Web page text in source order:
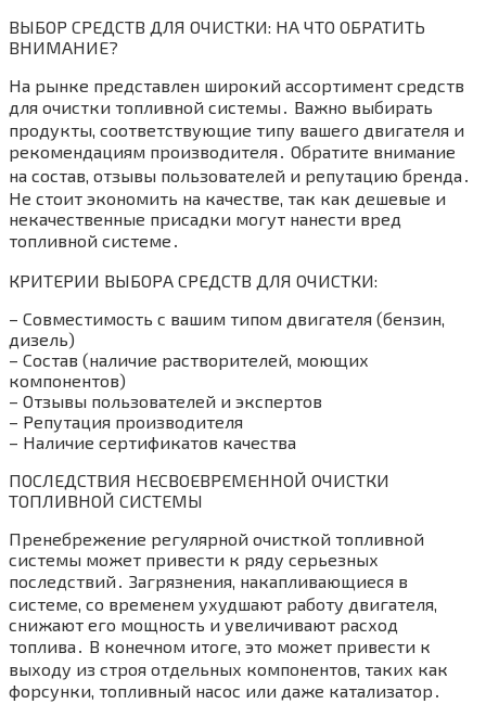
ВЫБОР СРЕДСТВ ДЛЯ ОЧИСТКИ: НА ЧТО ОБРАТИТЬ
ВНИМАНИЕ?
На рынке представлен широкий ассортимент средств
для очистки топливной системы․ Важно выбирать
продукты, соответствующие типу вашего двигателя и
рекомендациям производителя․ Обратите внимание
на состав, отзывы пользователей и репутацию бренда․
Не стоит экономить на качестве, так как дешевые и
некачественные присадки могут нанести вред
топливной системе․
КРИТЕРИИ ВЫБОРА СРЕДСТВ ДЛЯ ОЧИСТКИ:
– Совместимость с вашим типом двигателя (бензин,
дизель)
– Состав (наличие растворителей, моющих
компонентов)
– Отзывы пользователей и экспертов
– Репутация производителя
– Наличие сертификатов качества
ПОСЛЕДСТВИЯ НЕСВОЕВРЕМЕННОЙ ОЧИСТКИ
ТОПЛИВНОЙ СИСТЕМЫ
Пренебрежение регулярной очисткой топливной
системы может привести к ряду серьезных
последствий․ Загрязнения, накапливающиеся в
системе, со временем ухудшают работу двигателя,
снижают его мощность и увеличивают расход
топлива․ В конечном итоге, это может привести к
выходу из строя отдельных компонентов, таких как
форсунки, топливный насос или даже катализатор․